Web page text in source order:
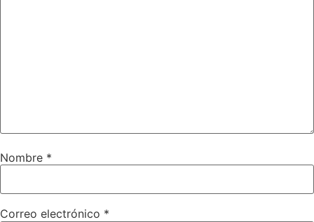
Nombre *
Correo electrónico *